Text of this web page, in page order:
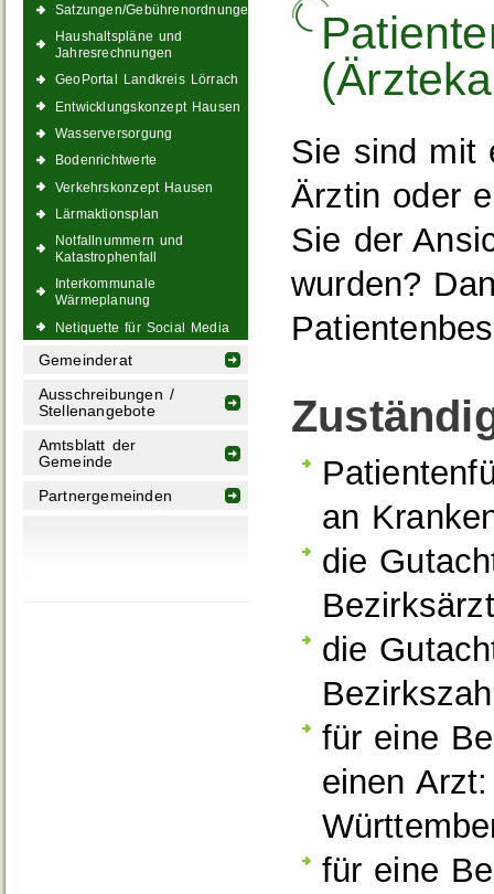
Satzungen/Gebührenordnungen
Haushaltspläne und
Jahresrechnungen
GeoPortal Landkreis Lörrach
Entwicklungskonzept Hausen
Wasserversorgung
Bodenrichtwerte
Verkehrskonzept Hausen
Lärmaktionsplan
Notfallnummern und
Katastrophenfall
Interkommunale
Wärmeplanung
Netiquette für Social Media
Gemeinderat
Ausschreibungen /
Stellenangebote
Amtsblatt der
Gemeinde
Partnergemeinden
Sie sind mit
Ärztin oder
Sie der
wurden?
an
die
die
für eine
einen
für eine